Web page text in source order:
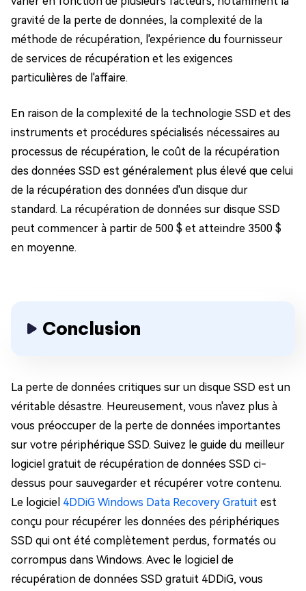
gravité de la perte de données, la complexité de la
méthode de récupération, l'expérience du fournisseur
de services de récupération et les exigences
particulières de l'affaire.
En raison de la complexité de la technologie SSD et des
instruments et procédures spécialisés nécessaires au
processus de récupération, le coût de la récupération
des données SSD est généralement plus élevé que celui
de la récupération des données d'un disque dur
standard. La récupération de données sur disque SSD
peut commencer à partir de 500 $ et atteindre 3500 $
en moyenne.
Conclusion
La perte de données critiques sur un disque SSD est un
véritable désastre. Heureusement, vous n'avez plus à
vous préoccuper de la perte de données importantes
sur votre périphérique SSD. Suivez le guide du meilleur
logiciel gratuit de récupération de données SSD ci-
dessus pour sauvegarder et récupérer votre contenu.
Le logiciel 4DDiG Windows Data Recovery Gratuit est
conçu pour récupérer les données des périphériques
SSD qui ont été complètement perdus, formatés ou
corrompus dans Windows. Avec le logiciel de
récupération de données SSD gratuit 4DDiG, vous